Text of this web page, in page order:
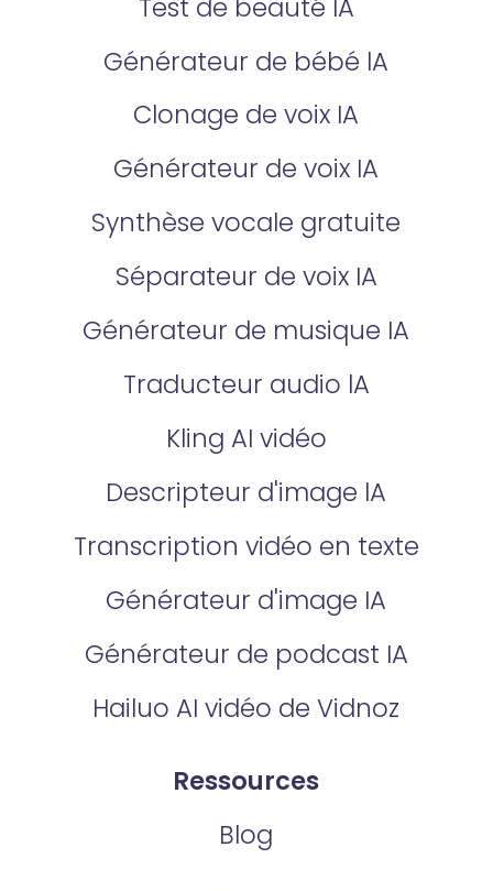
Test de beauté lA
Générateur de bébé lA
Clonage de voix IA
Générateur de voix IA
Synthèse vocale gratuite
Séparateur de voix IA
Générateur de musique IA
Traducteur audio lA
Kling AI vidéo
Descripteur d'image lA
Transcription vidéo en texte
Générateur d'image IA
Générateur de podcast IA
Hailuo AI vidéo de Vidnoz
Ressources
Blog